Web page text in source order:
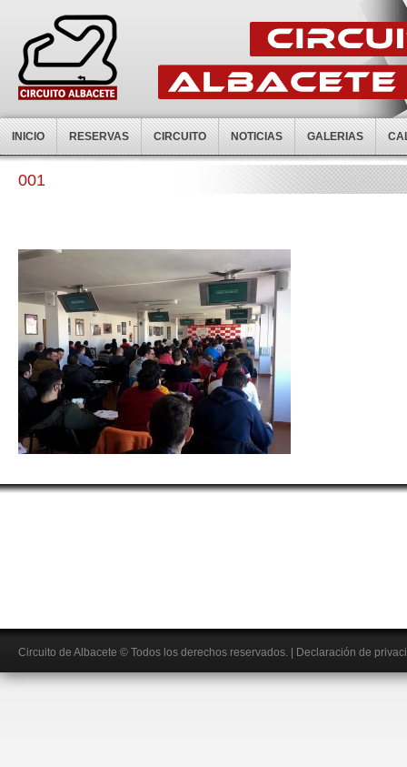
INICIO RESERVAS CIRCUITO NOTICIAS GALERIAS
001
Circuito de Albacete © Todos los derechos reservados. Declaración de